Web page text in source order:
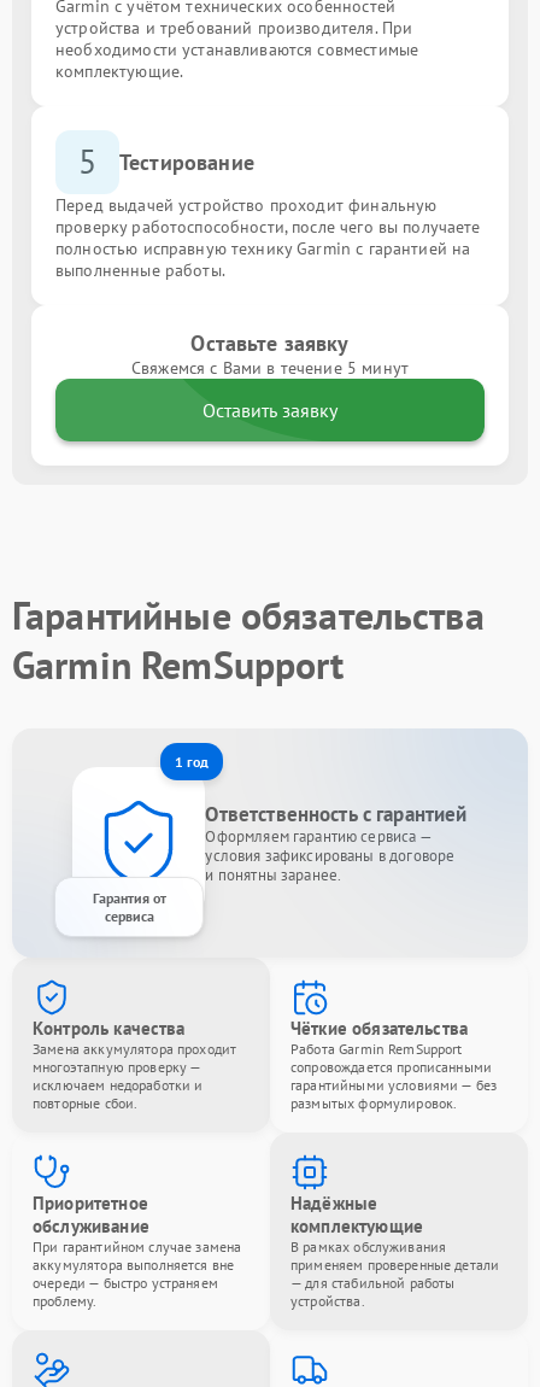
Garmin с учётом технических особенностей
устройства и требований производителя. При
необходимости устанавливаются совместимые
комплектующие.
5 Тестирование
Перед выдачей устройство проходит финальную
проверку работоспособности, после чего вы получаете
полностью исправную технику Garmin с гарантией на
выполненные работы.
Оставьте заявку
Свяжемся с Вами в течение 5 минут
Оставить заявку
Гарантийные обязательства
Garmin RemSupport
1 год
Гарантия от
сервиса
Ответственность с гарантией
Оформляем гарантию сервиса —
условия зафиксированы в договоре
и понятны заранее.
Контроль качества
Замена аккумулятора проходит
многоэтапную проверку —
исключаем недоработки и
повторные сбои.
Чёткие обязательства
Работа Garmin RemSupport
сопровождается прописанными
гарантийными условиями — без
размытых формулировок.
Приоритетное
обслуживание
При гарантийном случае замена
аккумулятора выполняется вне
очереди — быстро устраняем
проблему.
Надёжные
комплектующие
В рамках обслуживания
применяем проверенные детали
— для стабильной работы
устройства.